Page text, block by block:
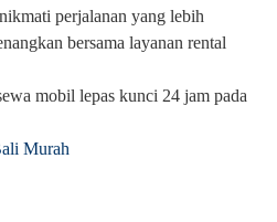
perjalanan yang lebih
bersama layanan rental
mobil lepas kunci 24 jam pada
Murah